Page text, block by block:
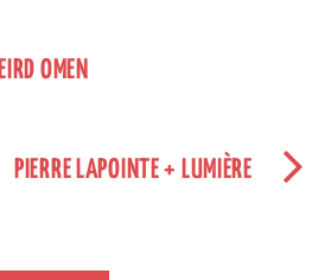
OMEN
PIERRE LAPOINTE + LUMIÈRE